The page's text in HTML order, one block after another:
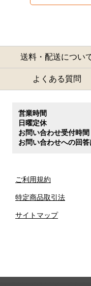
送料・配送につい
よくある質問
営業時間
日曜定休
お問い合わせ受付時
お問い合わせへの回答
ご利用規約
特定商品取引法
サイトマップ